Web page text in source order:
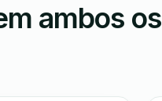
ambos os